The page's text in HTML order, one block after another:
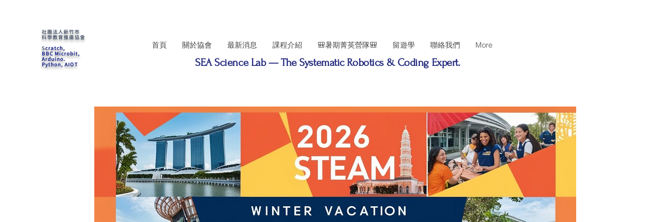
社團法人新竹市
科學教育推廣協會
Scratch,
BBC Microbit,
Arduino.
Python, AIOT
首頁 關於協會 最新消息 課程介紹 🎒暑期菁英營隊🎒 留遊學 聯絡我們 More
SEA Science Lab — The Systematic Robotics & Coding Expert.